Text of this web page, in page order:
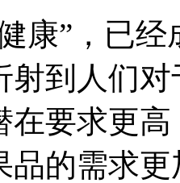
康”，已
射到人们
在要求更
品的需求